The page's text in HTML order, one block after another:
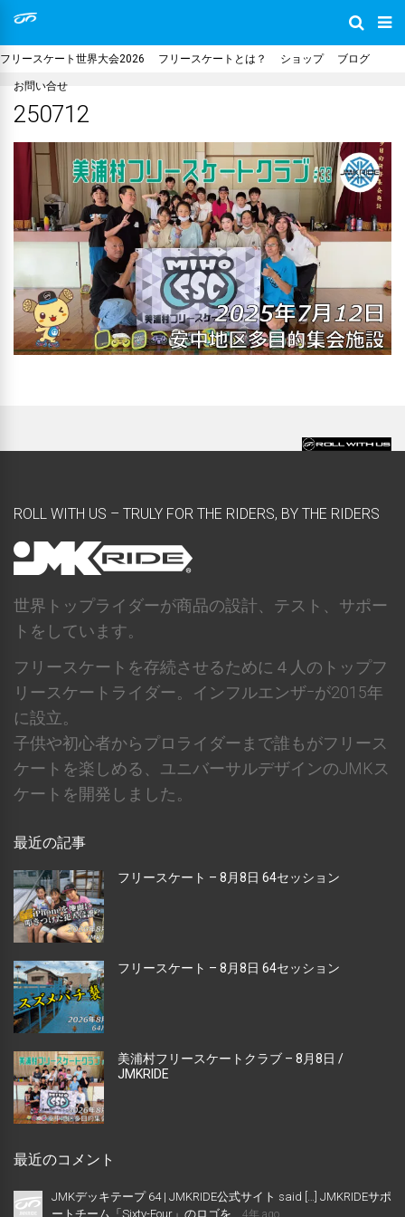
フリースケート世界大会2026 フリースケートとは？ ショップ ブログ
お問い合せ
250712
ROLL WITH US – TRULY FOR THE RIDERS, BY THE RIDERS
世界トップライダーが商品の設計、テスト、サポー
トをしています。
フリースケートを存続させるために４人のトップフ
リースケートライダー。インフルエンザｰが2015年
に設立。
子供や初心者からプロライダーまで誰もがフリース
ケートを楽しめる、ユニバーサルデザインのJMKス
ケートを開発しました。
最近の記事
フリースケート – 8月8日 64セッション
フリースケート – 8月8日 64セッション
美浦村フリースケートクラブ – 8月8日 /
JMKRIDE
最近のコメント
JMKデッキテープ 64 | JMKRIDE公式サイト said […] JMKRIDEサポ
ートチーム「Sixty-Four」のロゴを...
4年 ago